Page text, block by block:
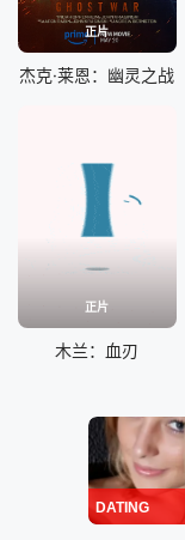
正片
杰克·莱恩：幽灵之战
正片
木兰：血刃
DATING